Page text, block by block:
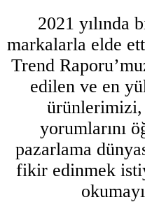
2021 yılında
markalarla elde
Trend
edilen ve en
yorumlarını
pazarlama
fikir edinmek